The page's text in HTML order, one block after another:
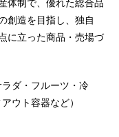
体制で、優れた総合品
創造を目指し、独自
に立った商品・売場づ
ダ・フルーツ・冷
ウト容器など）